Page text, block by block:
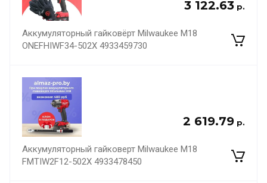
3 122.63 р.
Аккумуляторный гайковёрт Milwaukee M18
ONEFHIWF34-502X 4933459730
2 619.79 р.
Аккумуляторный гайковерт Milwaukee M18
FMTIW2F12-502X 4933478450